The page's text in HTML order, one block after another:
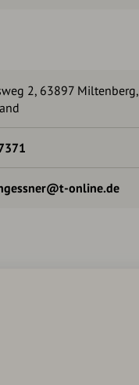
2, 63897 Miltenberg,
online.de